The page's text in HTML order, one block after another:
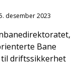
desember 2023
Bane
driftssikkerhet